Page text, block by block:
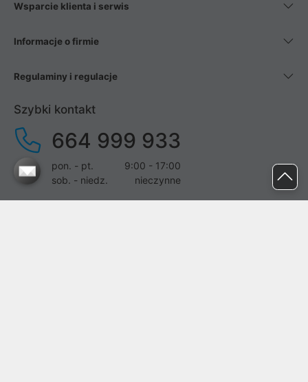
Wsparcie klienta i serwis
Informacje o firmie
Regulaminy i regulacje
Szybki kontakt
664 999 933
pon. - pt.
9:00 - 17:00
sob. - niedz.
nieczynne